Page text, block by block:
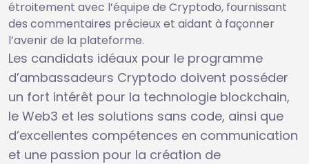
étroitement avec l’équipe de Cryptodo, fournissant
des commentaires précieux et aidant à façonner
l’avenir de la plateforme.
Les candidats idéaux pour le programme
d’ambassadeurs Cryptodo doivent posséder
un fort intérêt pour la technologie blockchain,
le Web3 et les solutions sans code, ainsi que
d’excellentes compétences en communication
et une passion pour la création de